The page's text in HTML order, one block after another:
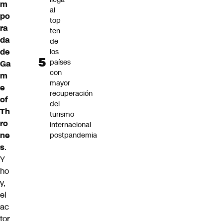
m
po
ra
da
de
Ga
m
e
of
Th
ro
ne
s.
Y
ho
y,
el
ac
tor
al
top
ten
de
los
países
con
mayor
recuperación
del
turismo
internacional
postpandemia